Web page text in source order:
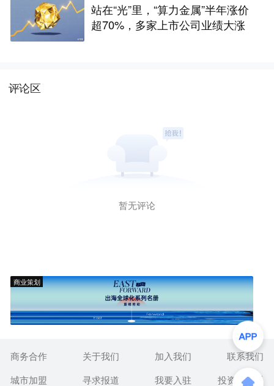
站在“光”里，“算力金属”半年涨价
超70%，多家上市公司业绩大涨
评论区
暂无评论
商业策划
商务合作 关于我们 加入我们
联系我们
城市加盟
寻求报道 我要入驻 投资者关系